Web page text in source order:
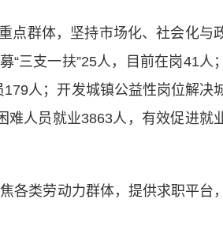
群体，坚持市场化、社会化与
三支一扶”25人，目前在岗41人；
人；开发城镇公益性岗位解决
难人员就业3863人，有效促进就
类劳动力群体，提供求职平台，